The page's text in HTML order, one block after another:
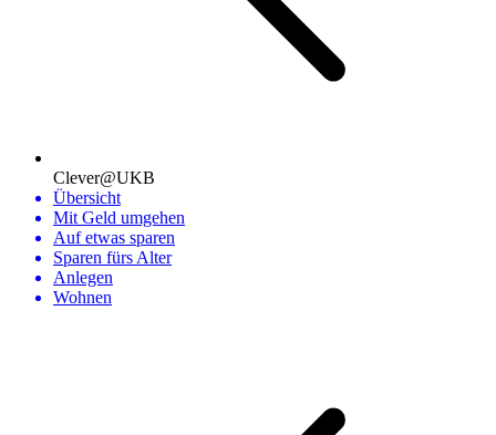
Clever@UKB
Übersicht
Mit Geld umgehen
Auf etwas sparen
Sparen fürs Alter
Anlegen
Wohnen